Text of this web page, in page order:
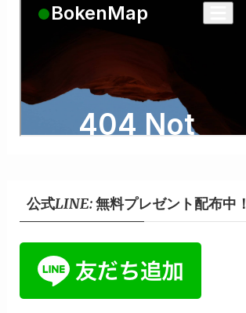
公式LINE: 無料プレゼント配布中！